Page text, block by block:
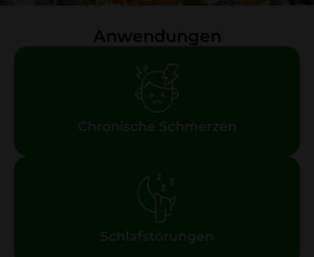
Anwendungen
Chronische Schmerzen
Schlafstörungen